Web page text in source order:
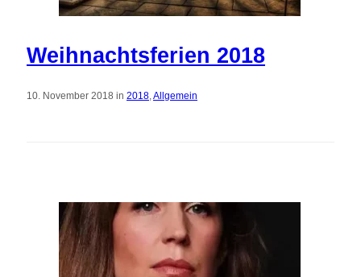
Weihnachtsferien 2018
10. November 2018 in 2018,Allgemein